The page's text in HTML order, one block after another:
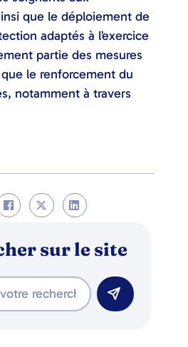
que le déploiement de
adaptés à l’exercice
partie des mesures
le renforcement du
notamment à travers
sur le site